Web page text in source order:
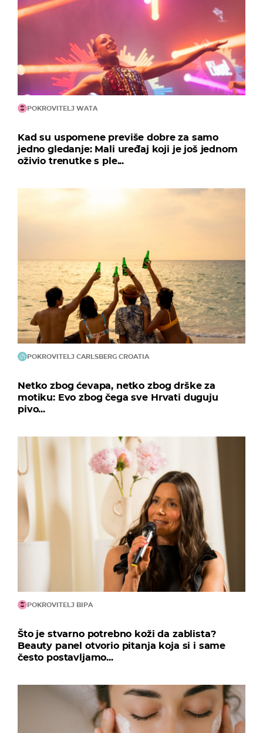
POKROVITELJ WATA
Kad su uspomene previše dobre za samo
jedno gledanje: Mali uređaj koji je još jednom
oživio trenutke s ple...
POKROVITELJ CARLSBERG CROATIA
Netko zbog ćevapa, netko zbog drške za
motiku: Evo zbog čega sve Hrvati duguju
pivo...
POKROVITELJ BIPA
Što je stvarno potrebno koži da zablista?
Beauty panel otvorio pitanja koja si i same
često postavljamo...